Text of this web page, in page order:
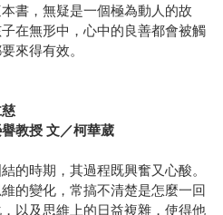
書，無疑是一個極為動人的故
在無形中，心中的良善都會被觸
來得有效。
教授 文／柯華葳
的時期，其過程既興奮又心酸。
的變化，常搞不清楚是怎麼一回
以及思維上的日益複雜，使得他